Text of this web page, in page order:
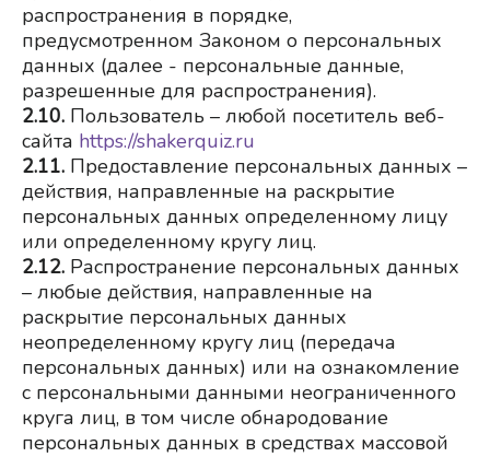
распространения в порядке,
предусмотренном Законом о персональных
данных (далее - персональные данные,
разрешенные для распространения).
2.10. Пользователь – любой посетитель веб-
сайта https://shakerquiz.ru
2.11. Предоставление персональных данных –
действия, направленные на раскрытие
персональных данных определенному лицу
или определенному кругу лиц.
2.12. Распространение персональных данных
– любые действия, направленные на
раскрытие персональных данных
неопределенному кругу лиц (передача
персональных данных) или на ознакомление
с персональными данными неограниченного
круга лиц, в том числе обнародование
персональных данных в средствах массовой